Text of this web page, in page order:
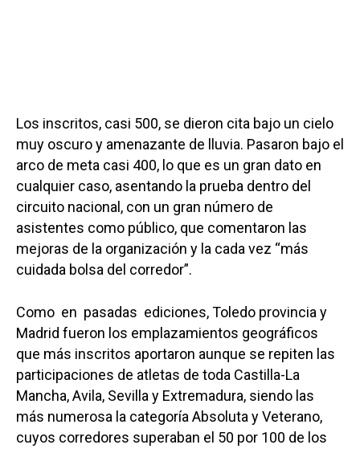
Los inscritos, casi 500, se dieron cita bajo un cielo
muy oscuro y amenazante de lluvia. Pasaron bajo el
arco de meta casi 400, lo que es un gran dato en
cualquier caso, asentando la prueba dentro del
circuito nacional, con un gran número de
asistentes como público, que comentaron las
mejoras de la organización y la cada vez “más
cuidada bolsa del corredor”.
Como en pasadas ediciones, Toledo provincia y
Madrid fueron los emplazamientos geográficos
que más inscritos aportaron aunque se repiten las
participaciones de atletas de toda Castilla-La
Mancha, Avila, Sevilla y Extremadura, siendo las
más numerosa la categoría Absoluta y Veterano,
cuyos corredores superaban el 50 por 100 de los